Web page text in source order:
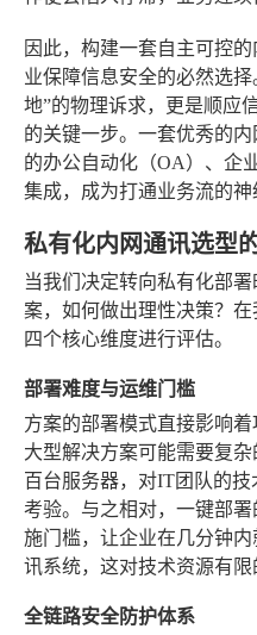
因此，构建一套自主可控
业保障信息安全的必然选
地”的物理诉求，更是顺应
的关键一步。一套优秀的
的办公自动化（OA）、企
集成，成为打通业务流的神
私有化内网通讯选型
当我们决定转向私有化部
案，如何做出理性决策？
四个核心维度进行评估。
部署难度与运维门槛
方案的部署模式直接影响
大型解决方案可能需要复
百台服务器，对IT团队的
考验。与之相对，一键部
施门槛，让企业在几分钟
讯系统，这对技术资源有限
全链路安全防护体系